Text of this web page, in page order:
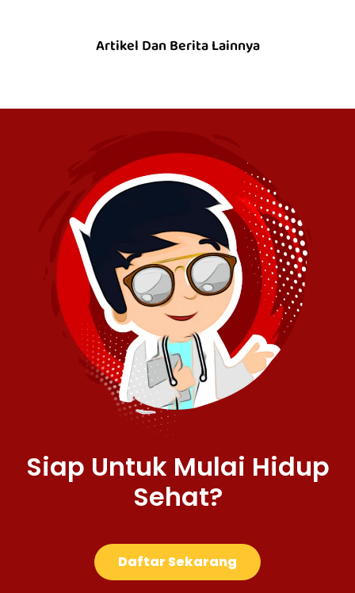
Artikel Dan Berita Lainnya
Siap Untuk Mulai Hidup
Sehat?
Daftar Sekarang